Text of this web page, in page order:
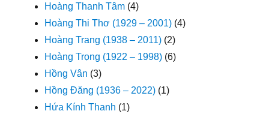
Hoàng Thanh Tâm (4)
Hoàng Thi Thơ (1929 – 2001) (4)
Hoàng Trang (1938 – 2011) (2)
Hoàng Trọng (1922 – 1998) (6)
Hồng Vân (3)
Hồng Đăng (1936 – 2022) (1)
Hứa Kính Thanh (1)